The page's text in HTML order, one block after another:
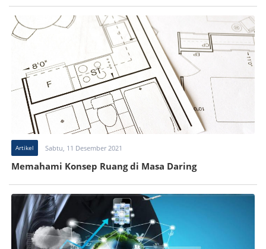
Artikel Sabtu, 11 Desember 2021
Memahami Konsep Ruang di Masa Daring